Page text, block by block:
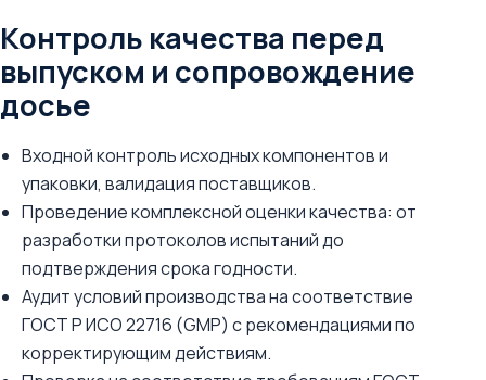
Контроль качества перед
выпуском и сопровождение
досье
Входной контроль исходных компонентов и
упаковки, валидация поставщиков.
Проведение комплексной оценки качества: от
разработки протоколов испытаний до
подтверждения срока годности.
Аудит условий производства на соответствие
ГОСТ Р ИСО 22716 (GMP) с рекомендациями по
корректирующим действиям.